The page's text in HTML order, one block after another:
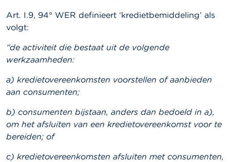
o
e
Art. I.9, 94° WER definieert ‘kredietbemiddeling’ als
volgt:
“de activiteit die bestaat uit de volgende
werkzaamheden:
a) kredietovereenkomsten voorstellen of aanbieden
aan consumenten;
b) consumenten bijstaan, anders dan bedoeld in a),
om het afsluiten van een kredietovereenkomst voor te
bereiden; of
c) kredietovereenkomsten afsluiten met consumenten,